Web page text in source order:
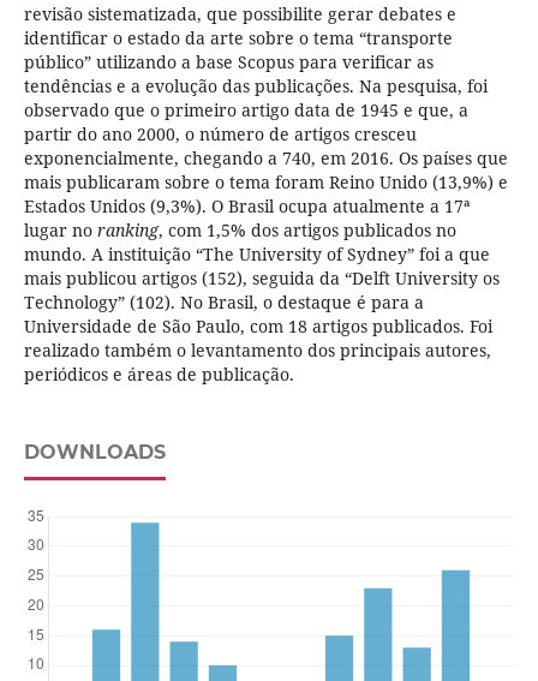
revisão sistematizada, que possibilite gerar debates e
identificar o estado da arte sobre o tema “transporte
público” utilizando a base Scopus para verificar as
tendências e a evolução das publicações. Na pesquisa, foi
observado que o primeiro artigo data de 1945 e que, a
partir do ano 2000, o número de artigos cresceu
exponencialmente, chegando a 740, em 2016. Os países que
mais publicaram sobre o tema foram Reino Unido (13,9%) e
Estados Unidos (9,3%). O Brasil ocupa atualmente a 17ª
lugar no ranking, com 1,5% dos artigos publicados no
mundo. A instituição “The University of Sydney” foi a que
mais publicou artigos (152), seguida da “Delft University os
Technology” (102). No Brasil, o destaque é para a
Universidade de São Paulo, com 18 artigos publicados. Foi
realizado também o levantamento dos principais autores,
periódicos e áreas de publicação.
DOWNLOADS